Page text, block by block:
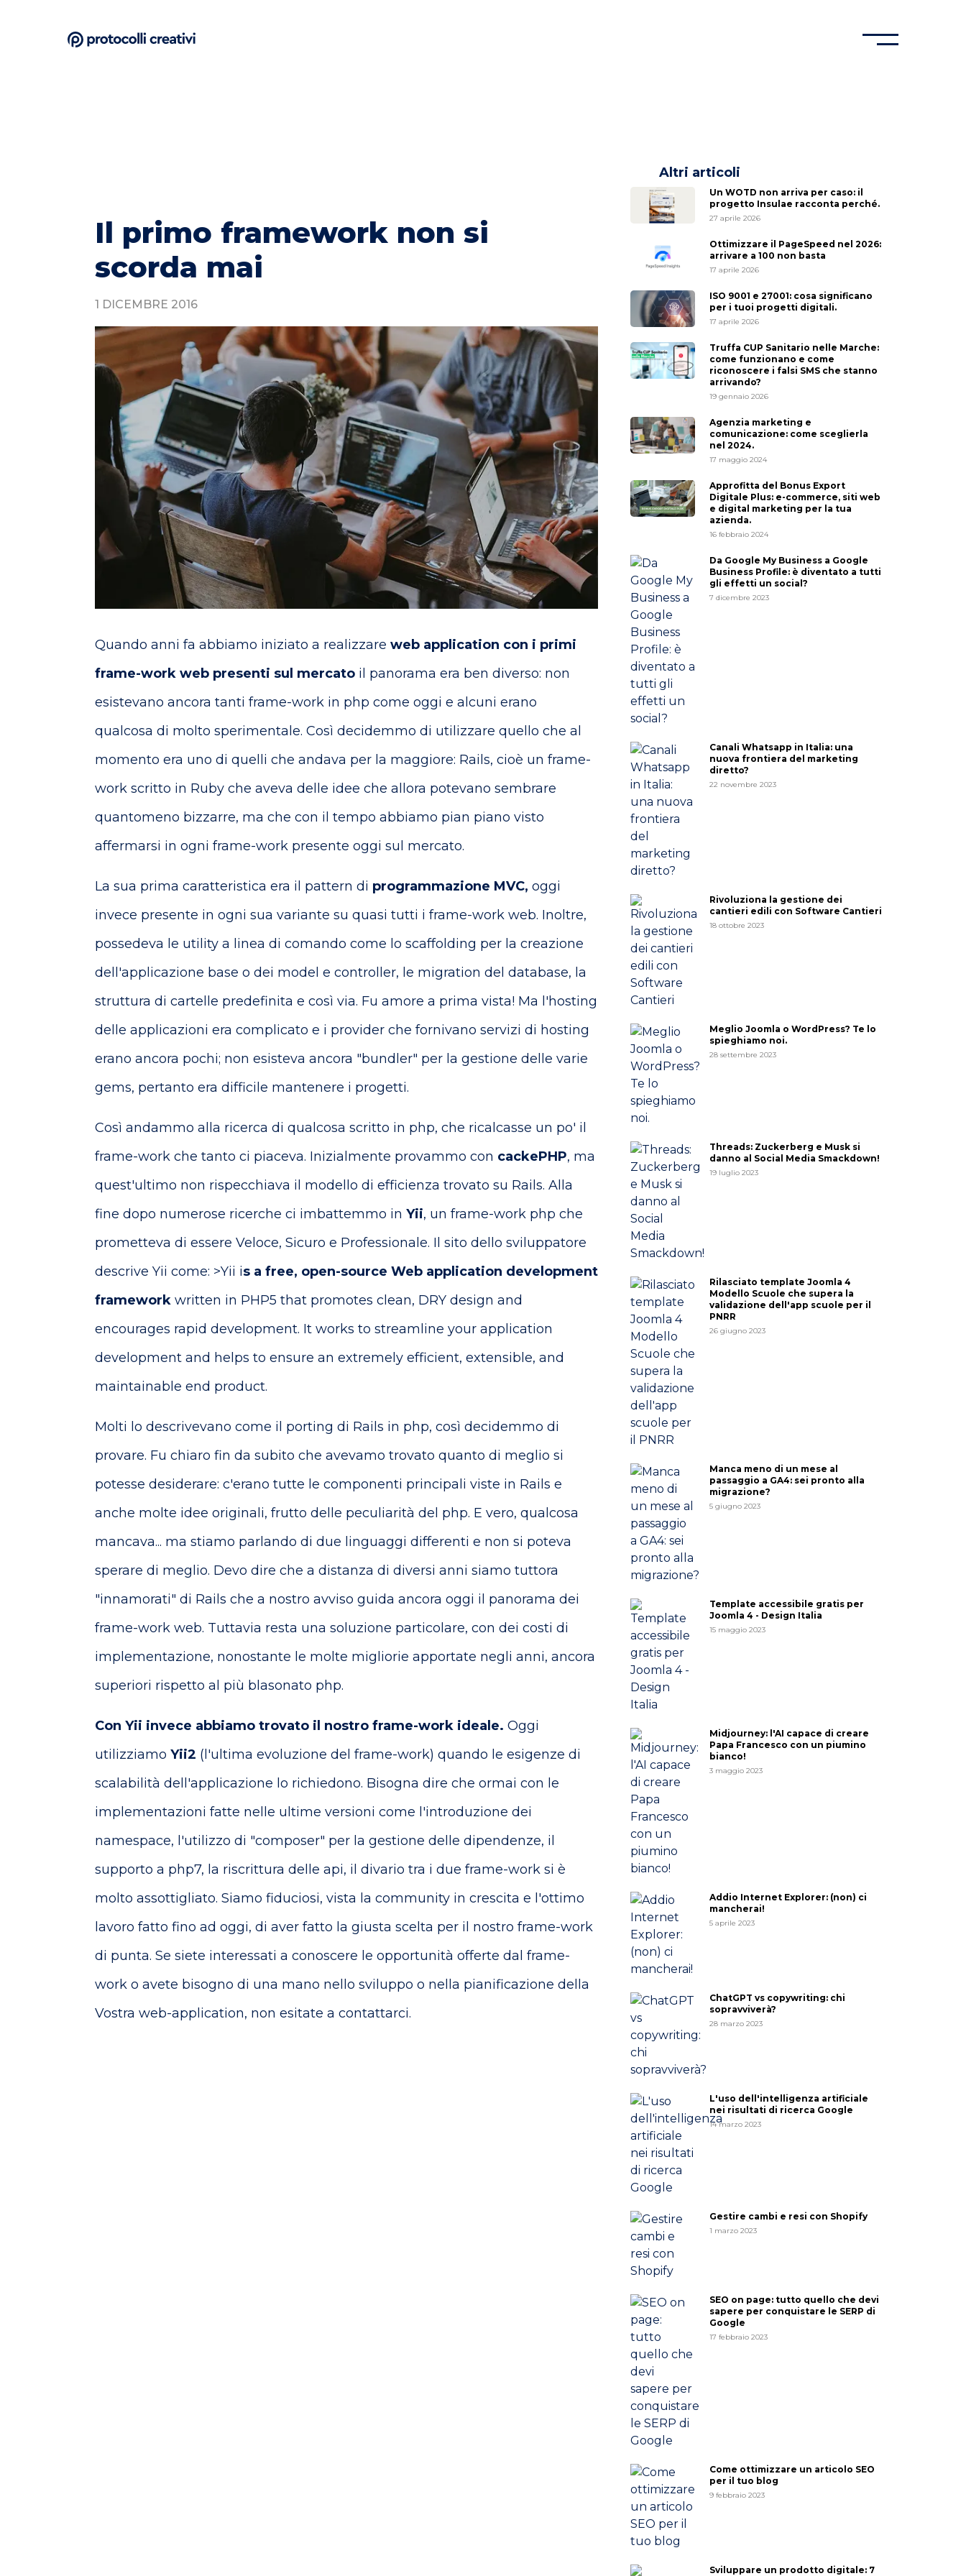
Il primo framework non si
scorda mai
1 DICEMBRE 2016
Quando anni fa abbiamo iniziato a realizzare web application con i primi
frame-work web presenti sul mercato il panorama era ben diverso: non
esistevano ancora tanti frame-work in php come oggi e alcuni erano
qualcosa di molto sperimentale. Così decidemmo di utilizzare quello che al
momento era uno di quelli che andava per la maggiore: Rails, cioè un frame-
work scritto in Ruby che aveva delle idee che allora potevano sembrare
quantomeno bizzarre, ma che con il tempo abbiamo pian piano visto
affermarsi in ogni frame-work presente oggi sul mercato.
La sua prima caratteristica era il pattern di programmazione MVC, oggi
invece presente in ogni sua variante su quasi tutti i frame-work web. Inoltre,
possedeva le utility a linea di comando come lo scaffolding per la creazione
dell'applicazione base o dei model e controller, le migration del database, la
struttura di cartelle predefinita e così via. Fu amore a prima vista! Ma l'hosting
delle applicazioni era complicato e i provider che fornivano servizi di hosting
erano ancora pochi; non esisteva ancora "bundler" per la gestione delle varie
gems, pertanto era difficile mantenere i progetti.
Così andammo alla ricerca di qualcosa scritto in php, che ricalcasse un po' il
frame-work che tanto ci piaceva. Inizialmente provammo con cackePHP, ma
quest'ultimo non rispecchiava il modello di efficienza trovato su Rails. Alla
fine dopo numerose ricerche ci imbattemmo in Yii, un frame-work php che
prometteva di essere Veloce, Sicuro e Professionale. Il sito dello sviluppatore
descrive Yii come: >Yii is a free, open-source Web application development
framework written in PHP5 that promotes clean, DRY design and
encourages rapid development. It works to streamline your application
development and helps to ensure an extremely efficient, extensible, and
maintainable end product.
Molti lo descrivevano come il porting di Rails in php, così decidemmo di
provare. Fu chiaro fin da subito che avevamo trovato quanto di meglio si
potesse desiderare: c'erano tutte le componenti principali viste in Rails e
anche molte idee originali, frutto delle peculiarità del php. E vero, qualcosa
mancava... ma stiamo parlando di due linguaggi differenti e non si poteva
sperare di meglio. Devo dire che a distanza di diversi anni siamo tuttora
"innamorati" di Rails che a nostro avviso guida ancora oggi il panorama dei
frame-work web. Tuttavia resta una soluzione particolare, con dei costi di
implementazione, nonostante le molte migliorie apportate negli anni, ancora
superiori rispetto al più blasonato php.
Con Yii invece abbiamo trovato il nostro frame-work ideale. Oggi
utilizziamo Yii2 (l'ultima evoluzione del frame-work) quando le esigenze di
scalabilità dell'applicazione lo richiedono. Bisogna dire che ormai con le
implementazioni fatte nelle ultime versioni come l'introduzione dei
namespace, l'utilizzo di "composer" per la gestione delle dipendenze, il
supporto a php7, la riscrittura delle api, il divario tra i due frame-work si è
molto assottigliato. Siamo fiduciosi, vista la community in crescita e l'ottimo
lavoro fatto fino ad oggi, di aver fatto la giusta scelta per il nostro frame-work
di punta. Se siete interessati a conoscere le opportunità offerte dal frame-
work o avete bisogno di una mano nello sviluppo o nella pianificazione della
Vostra web-application, non esitate a contattarci.
Altri articoli
Un WOTD non arriva per caso: il
progetto Insulae racconta perché.
27 aprile 2026
Ottimizzare il PageSpeed nel 2026:
arrivare a 100 non basta
17 aprile 2026
ISO 9001 e 27001: cosa significano
per i tuoi progetti digitali.
17 aprile 2026
Truffa CUP Sanitario nelle Marche:
come funzionano e come
riconoscere i falsi SMS che stanno
arrivando?
19 gennaio 2026
Agenzia marketing e
comunicazione: come sceglierla
nel 2024.
17 maggio 2024
Approfitta del Bonus Export
Digitale Plus: e-commerce, siti web
e digital marketing per la tua
azienda.
16 febbraio 2024
Da Google My Business a Google
Business Profile: è diventato a tutti
gli effetti un social?
7 dicembre 2023
Canali Whatsapp in Italia: una
nuova frontiera del marketing
diretto?
22 novembre 2023
Rivoluziona la gestione dei
cantieri edili con Software Cantieri
18 ottobre 2023
Meglio Joomla o WordPress? Te lo
spieghiamo noi.
28 settembre 2023
Threads: Zuckerberg e Musk si
danno al Social Media Smackdown!
19 luglio 2023
Rilasciato template Joomla 4
Modello Scuole che supera la
validazione dell'app scuole per il
PNRR
26 giugno 2023
Manca meno di un mese al
passaggio a GA4: sei pronto alla
migrazione?
5 giugno 2023
Template accessibile gratis per
Joomla 4 - Design Italia
15 maggio 2023
Midjourney: l'AI capace di creare
Papa Francesco con un piumino
bianco!
3 maggio 2023
Addio Internet Explorer: (non) ci
mancherai!
5 aprile 2023
ChatGPT vs copywriting: chi
sopravviverà?
28 marzo 2023
L'uso dell'intelligenza artificiale
nei risultati di ricerca Google
14 marzo 2023
Gestire cambi e resi con Shopify
1 marzo 2023
SEO on page: tutto quello che devi
sapere per conquistare le SERP di
Google
17 febbraio 2023
Come ottimizzare un articolo SEO
per il tuo blog
9 febbraio 2023
Sviluppare un prodotto digitale: 7